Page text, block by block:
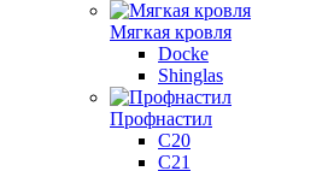
Мягкая кровля
Docke
Shinglas
Профнастил
C20
C21